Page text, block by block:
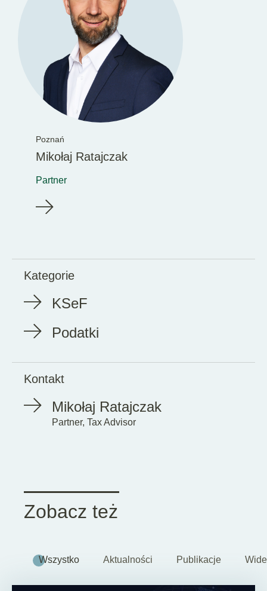
Poznań
Mikołaj Ratajczak
Partner
Kategorie
KSeF
Podatki
Kontakt
Mikołaj Ratajczak
Partner, Tax Advisor
Zobacz też
Wszystko Aktualności Publikacje